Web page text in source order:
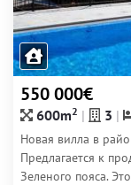
550 000€
600m2 3
Новая вилла в
Предлагается к
Зеленого пояса.